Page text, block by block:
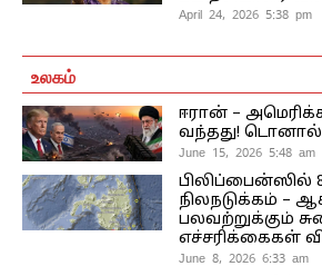
April 24, 2026 5:38 pm
உலகம்
ஈரான் –
வந்தது! டொனால்ட்
June 15, 2026 5:48 am
பிலிப்பைன்ஸில்
நிலநடுக்கம் –
பலவற்றுக்கும்
எச்சரிக்கைகள்
June 8, 2026 6:33 am